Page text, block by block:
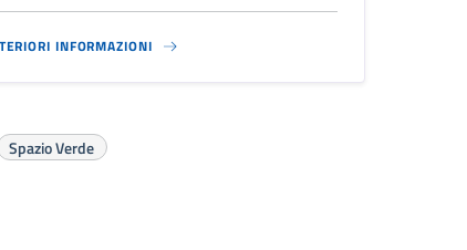
INFORMAZIONI
Spazio Verde